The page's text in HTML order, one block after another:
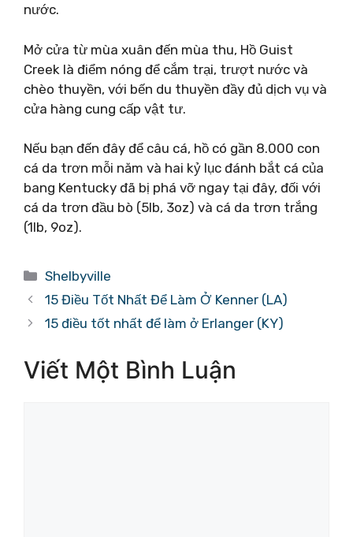
nước.
Mở cửa từ mùa xuân đến mùa thu, Hồ Guist
Creek là điểm nóng để cắm trại, trượt nước và
chèo thuyền, với bến du thuyền đầy đủ dịch vụ và
cửa hàng cung cấp vật tư.
Nếu bạn đến đây để câu cá, hồ có gần 8.000 con
cá da trơn mỗi năm và hai kỷ lục đánh bắt cá của
bang Kentucky đã bị phá vỡ ngay tại đây, đối với
cá da trơn đầu bò (5lb, 3oz) và cá da trơn trắng
(1lb, 9oz).
Danh
mục
Shelbyville
15 Điều Tốt Nhất Để Làm Ở Kenner (LA)
15 điều tốt nhất để làm ở Erlanger (KY)
Viết Một Bình Luận